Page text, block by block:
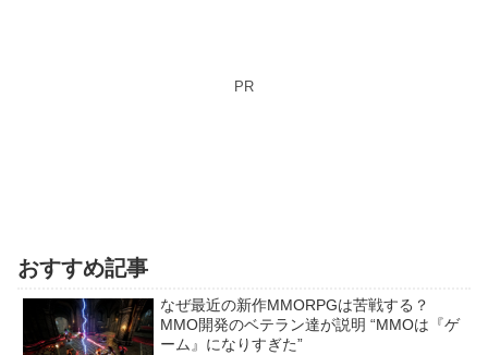
PR
おすすめ記事
なぜ最近の新作MMORPGは苦戦する？
MMO開発のベテラン達が説明 “MMOは『ゲ
ーム』になりすぎた”